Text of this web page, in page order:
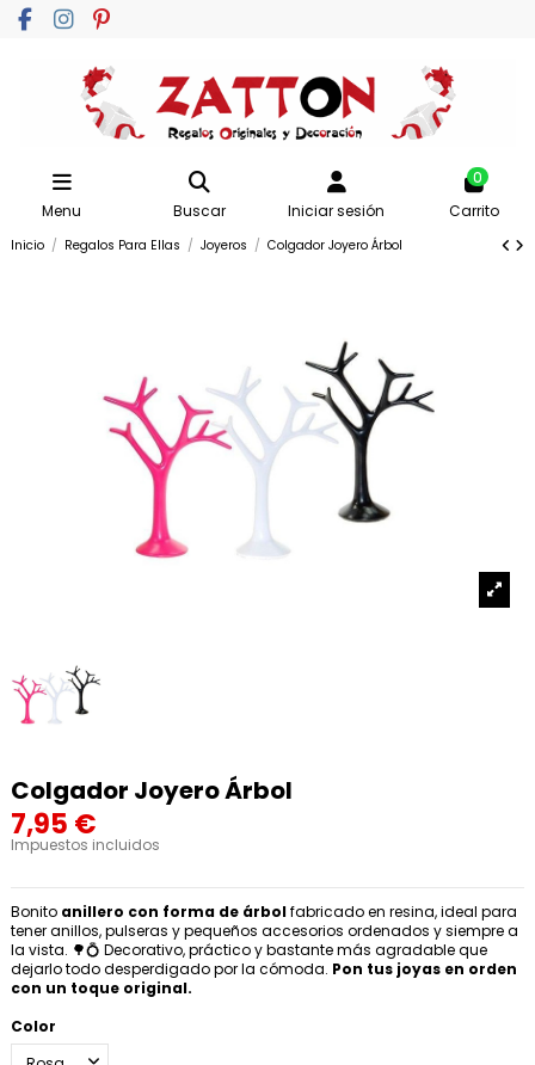
Menu Buscar Iniciar sesión
0
Carrito
Inicio Regalos Para Ellas Joyeros Colgador Joyero Árbol
Colgador Joyero Árbol
7,95 €
Impuestos incluidos
Bonito anillero con forma de árbolfabricado en resina, ideal para
tener anillos, pulseras y pequeños accesorios ordenados y siempre a
la vista. 🌳💍 Decorativo, práctico y bastante más agradable que
dejarlo todo desperdigado por la cómoda. Pon tus joyas en orden
con un toque original.
Color